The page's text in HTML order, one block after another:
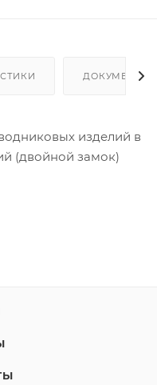
ДОКУМЕНТЫ
изделий в
(двойной замок)